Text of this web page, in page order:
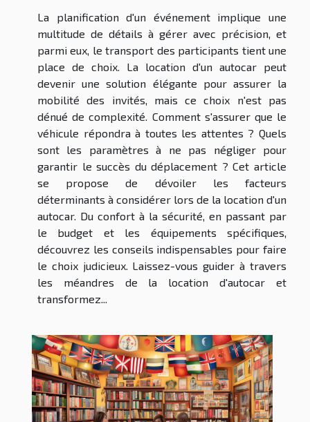
La planification d'un événement implique une
multitude de détails à gérer avec précision, et
parmi eux, le transport des participants tient une
place de choix. La location d'un autocar peut
devenir une solution élégante pour assurer la
mobilité des invités, mais ce choix n'est pas
dénué de complexité. Comment s'assurer que le
véhicule répondra à toutes les attentes ? Quels
sont les paramètres à ne pas négliger pour
garantir le succès du déplacement ? Cet article
se propose de dévoiler les facteurs
déterminants à considérer lors de la location d'un
autocar. Du confort à la sécurité, en passant par
le budget et les équipements spécifiques,
découvrez les conseils indispensables pour faire
le choix judicieux. Laissez-vous guider à travers
les méandres de la location d'autocar et
transformez...